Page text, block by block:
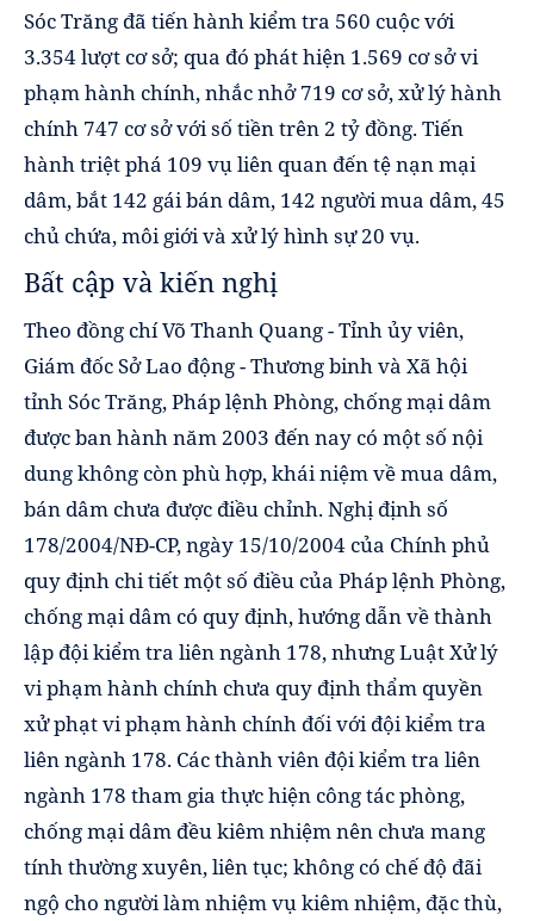
Sóc Trăng đã tiến hành kiểm tra 560 cuộc với
3.354 lượt cơ sở; qua đó phát hiện 1.569 cơ sở vi
phạm hành chính, nhắc nhở 719 cơ sở, xử lý hành
chính 747 cơ sở với số tiền trên 2 tỷ đồng. Tiến
hành triệt phá 109 vụ liên quan đến tệ nạn mại
dâm, bắt 142 gái bán dâm, 142 người mua dâm, 45
chủ chứa, môi giới và xử lý hình sự 20 vụ.
Bất cập và kiến nghị
Theo đồng chí Võ Thanh Quang - Tỉnh ủy viên,
Giám đốc Sở Lao động - Thương binh và Xã hội
tỉnh Sóc Trăng, Pháp lệnh Phòng, chống mại dâm
được ban hành năm 2003 đến nay có một số nội
dung không còn phù hợp, khái niệm về mua dâm,
bán dâm chưa được điều chỉnh. Nghị định số
178/2004/NĐ-CP, ngày 15/10/2004 của Chính phủ
quy định chi tiết một số điều của Pháp lệnh Phòng,
chống mại dâm có quy định, hướng dẫn về thành
lập đội kiểm tra liên ngành 178, nhưng Luật Xử lý
vi phạm hành chính chưa quy định thẩm quyền
xử phạt vi phạm hành chính đối với đội kiểm tra
liên ngành 178. Các thành viên đội kiểm tra liên
ngành 178 tham gia thực hiện công tác phòng,
chống mại dâm đều kiêm nhiệm nên chưa mang
tính thường xuyên, liên tục; không có chế độ đãi
ngộ cho người làm nhiệm vụ kiêm nhiệm, đặc thù,